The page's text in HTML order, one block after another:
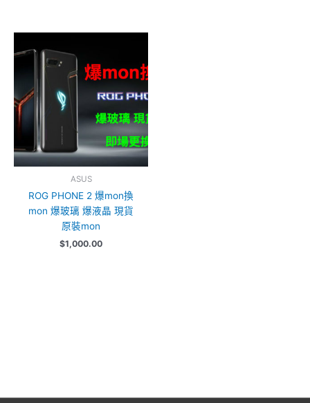
ASUS
ROG PHONE 2 爆mon換
mon 爆玻璃 爆液晶 現貨
原裝mon
$1,000.00